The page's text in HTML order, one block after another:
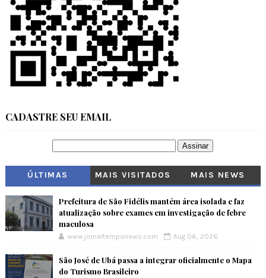
CADASTRE SEU EMAIL
ÚLTIMAS MAIS VISITADOS MAIS NEWS
Prefeitura de São Fidélis mantém área isolada e faz
atualização sobre exames em investigação de febre
maculosa
www.jornaltemponews.com Aug 06, 2026
São José de Ubá passa a integrar oficialmente o Mapa
do Turismo Brasileiro